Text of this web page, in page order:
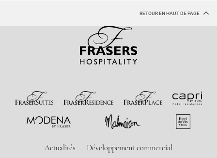
RETOUR EN HAUT DE PAGE
Actualités Développement commercial